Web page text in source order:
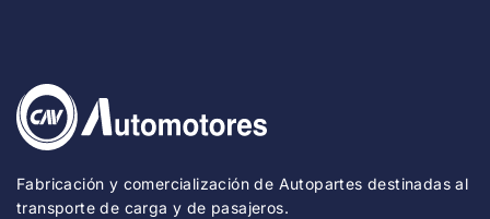
Fabricación y comercialización de Autopartes destinadas al
transporte de carga y de pasajeros.